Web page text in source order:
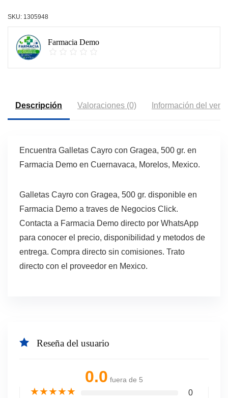
SKU: 1305948
Farmacia Demo
Descripción Valoraciones (0) Información del
Encuentra Galletas Cayro con Gragea, 500 gr. en
Farmacia Demo en Cuernavaca, Morelos, Mexico.
Galletas Cayro con Gragea, 500 gr. disponible en
Farmacia Demo a traves de Negocios Click.
Contacta a Farmacia Demo directo por WhatsApp
para conocer el precio, disponibilidad y metodos de
entrega. Compra directo sin comisiones. Trato
directo con el proveedor en Mexico.
Reseña del usuario
0.0 fuera de 5
★★★★★ 0